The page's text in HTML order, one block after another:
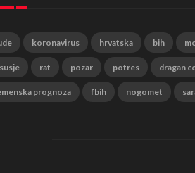
koronavirus hrvatska bih
rat pozar potres dragan
prognoza fbih nogomet